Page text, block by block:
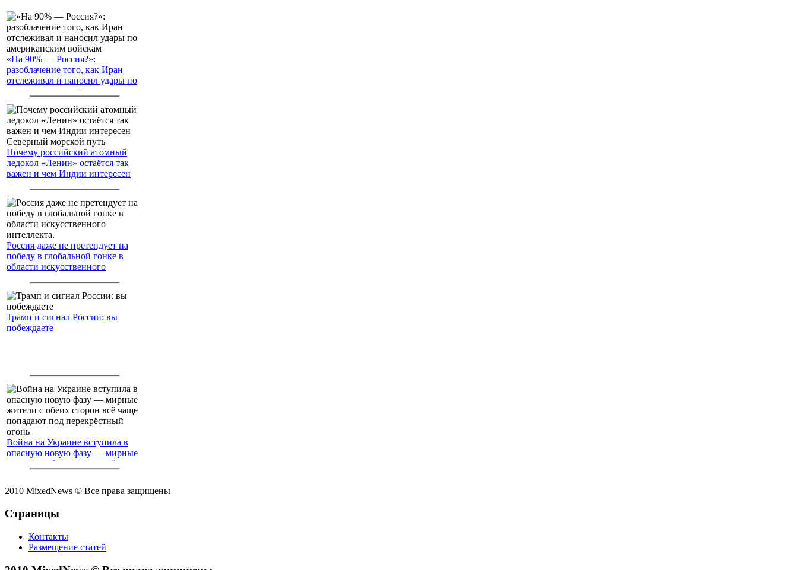
«На 90% — Россия?»:
разоблачение того, как Иран
отслеживал и наносил удары по
американским войскам
Почему российский атомный
ледокол «Ленин» остаётся так
важен и чем Индии интересен
Северный морской путь
Россия даже не претендует на
победу в глобальной гонке в
области искусственного
Трамп и сигнал России: вы
побеждаете
Война на Украине вступила в
опасную новую фазу — мирные
жители с обеих сторон всё чаще
2010 MixedNews © Все права защищены
Страницы
Контакты
Размещение статей